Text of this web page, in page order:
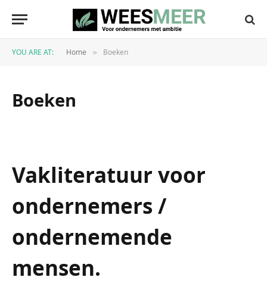
YOU ARE AT: Home » Boeken
Boeken
Vakliteratuur voor
ondernemers /
ondernemende
mensen.